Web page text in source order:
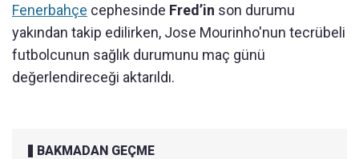
Fenerbahçe cephesinde Fred’in son durumu
yakından takip edilirken, Jose Mourinho'nun tecrübeli
futbolcunun sağlık durumunu maç günü
değerlendireceği aktarıldı.
BAKMADAN GEÇME